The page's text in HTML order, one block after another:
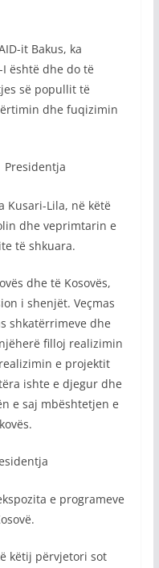
it Bakus, ka
I është dhe do të
së popullit të
dhe fuqizimin
Kusari-Lila, në këtë
dhe veprimtarin e
të shkuara.
dhe të Kosovës,
i shenjët. Veçmas
shkatërrimeve dhe
filloj realizimin
e projektit
ishte e djegur dhe
e saj mbështetjen e
e programeve
këtij përvjetori sot